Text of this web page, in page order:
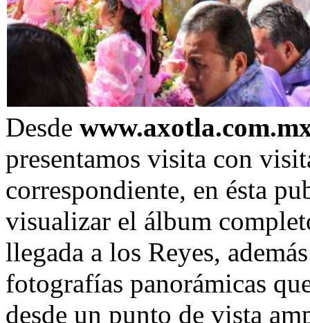
Desde
presentamos visita con
correspondiente, en ésta
visualizar el álbum
llegada a los Reyes,
fotografías panorámicas
desde un punto de vista